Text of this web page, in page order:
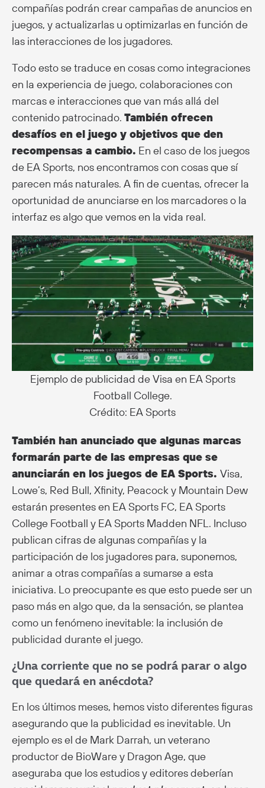
compañías podrán crear campañas de anuncios en
juegos, y actualizarlas u optimizarlas en función de
las interacciones de los jugadores.
Todo esto se traduce en cosas como integraciones
en la experiencia de juego, colaboraciones con
marcas e interacciones que van más allá del
contenido patrocinado. También ofrecen
desafíos en el juego y objetivos que den
recompensas a cambio. En el caso de los juegos
de EA Sports, nos encontramos con cosas que sí
parecen más naturales. A fin de cuentas, ofrecer la
oportunidad de anunciarse en los marcadores o la
interfaz es algo que vemos en la vida real.
Ejemplo de publicidad de Visa en EA Sports
Football College.
Crédito: EA Sports
También han anunciado que algunas marcas
formarán parte de las empresas que se
anunciarán en los juegos de EA Sports. Visa,
Lowe’s, Red Bull, Xfinity, Peacock y Mountain Dew
estarán presentes en EA Sports FC, EA Sports
College Football y EA Sports Madden NFL. Incluso
publican cifras de algunas compañías y la
participación de los jugadores para, suponemos,
animar a otras compañías a sumarse a esta
iniciativa. Lo preocupante es que esto puede ser un
paso más en algo que, da la sensación, se plantea
como un fenómeno inevitable: la inclusión de
publicidad durante el juego.
¿Una corriente que no se podrá parar o algo
que quedará en anécdota?
En los últimos meses, hemos visto diferentes figuras
asegurando que la publicidad es inevitable. Un
ejemplo es el de Mark Darrah, un veterano
productor de BioWare y Dragon Age, que
aseguraba que los estudios y editores deberían